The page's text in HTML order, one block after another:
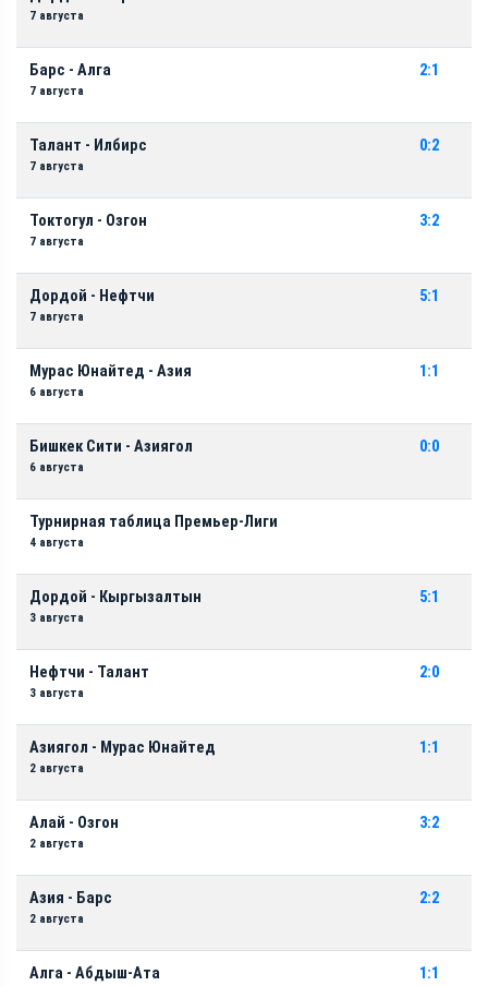
7 августа
Барс - Алга
7 августа
2:1
Талант - Илбирс
7 августа
0:2
Токтогул - Озгон
7 августа
3:2
Дордой - Нефтчи
7 августа
5:1
Мурас Юнайтед - Азия
6 августа
1:1
Бишкек Сити - Азиягол
6 августа
0:0
Турнирная таблица Премьер-Лиги
4 августа
Дордой - Кыргызалтын
3 августа
5:1
Нефтчи - Талант
3 августа
2:0
Азиягол - Мурас Юнайтед
2 августа
1:1
Алай - Озгон
2 августа
3:2
Азия - Барс
2 августа
2:2
Алга - Абдыш-Ата 1:1